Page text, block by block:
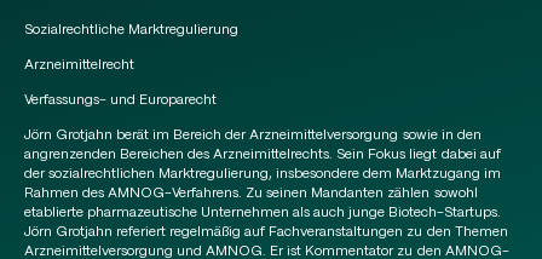
Sozialrechtliche Marktregulierung
Arzneimittelrecht
Verfassungs- und Europarecht
Jörn Grotjahn berät im Bereich der Arzneimittelversorgung sowie in den
angrenzenden Bereichen des Arzneimittelrechts. Sein Fokus liegt dabei auf
der sozialrechtlichen Marktregulierung, insbesondere dem Marktzugang im
Rahmen des AMNOG-Verfahrens. Zu seinen Mandanten zählen sowohl
etablierte pharmazeutische Unternehmen als auch junge Biotech-Startups.
Jörn Grotjahn referiert regelmäßig auf Fachveranstaltungen zu den Themen
Arzneimittelversorgung und AMNOG. Er ist Kommentator zu den AMNOG-